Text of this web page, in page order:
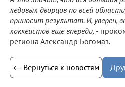
ледовых дворцов по всей
приносит результат. И, уверен,
хоккеистов еще впереди, -
региона Александр Богомаз.
← Вернуться к новостям